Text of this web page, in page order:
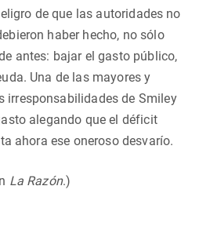
de que las autoridades no
haber hecho, no sólo
antes: bajar el gasto público,
Una de las mayores y
irresponsabilidades de Smiley
alegando que el déficit
ahora ese oneroso desvarío.
La Razón.)